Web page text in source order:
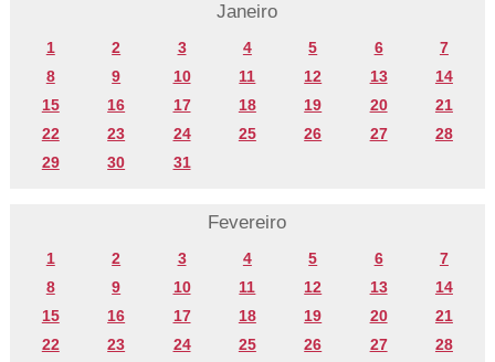
Janeiro
1 2 3 4 5 6
7
8
9 10 11 12 13
14
15
16 17 18 19 20
21
22
23 24 25 26 27
28
29
30 31
Fevereiro
1 2 3 4 5 6
7
8
9 10 11 12 13
14
15
16 17 18 19 20
21
22
23 24 25 26 27
28